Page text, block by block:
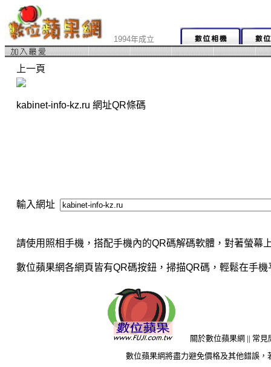
1994年成立
上一頁
kabinet-info-kz.ru 網址QR條碼
輸入網址
請使用照相手機，搭配手機內的QR碼解碼軟體，對著螢幕
數位蘋果網各網頁皆有QR碼按鈕，掃描QR碼，輕鬆在手
關於數位蘋果網 || 常見
數位蘋果網將盡力避免價格及其他錯誤